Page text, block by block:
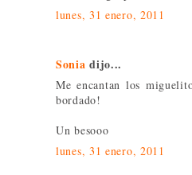
lunes, 31 enero, 2011
Sonia dijo...
Me encantan los
bordado!
Un besooo
lunes, 31 enero, 2011